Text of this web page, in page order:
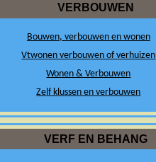
VERBOUWEN
Bouwen, verbouwen en wonen
Vtwonen verbouwen of verhuizen
Wonen & Verbouwen
Zelf klussen en verbouwen
VERF EN BEHANG